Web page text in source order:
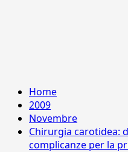
Home
2009
Novembre
Chirurgia carotidea:
complicanze per la